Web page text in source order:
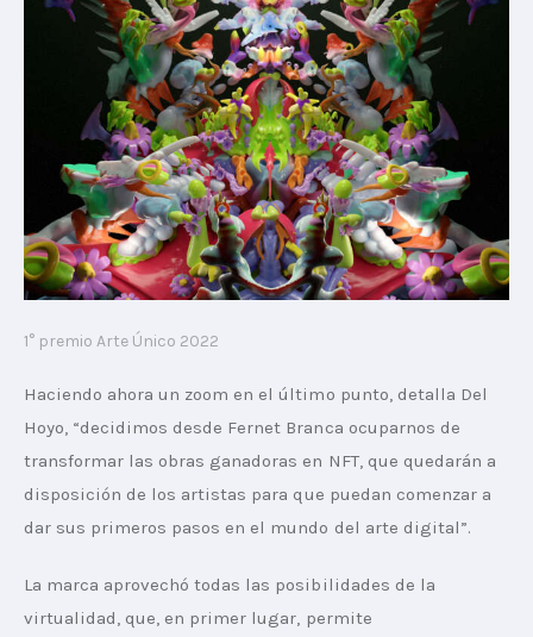
1° premio Arte Único 2022
Haciendo ahora un zoom en el último punto, detalla Del
Hoyo, “decidimos desde Fernet Branca ocuparnos de
transformar las obras ganadoras en NFT, que quedarán a
disposición de los artistas para que puedan comenzar a
dar sus primeros pasos en el mundo del arte digital”.
La marca aprovechó todas las posibilidades de la
virtualidad, que, en primer lugar, permite